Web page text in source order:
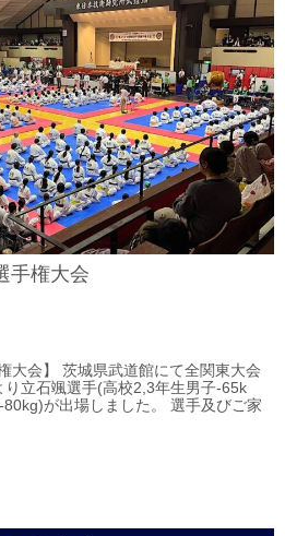
t
o
n
手権大会
大会】 茨城県武道館にて全関東大会
立石颯選手(高校2,3年生男子-65k
が出場しました。 選手及びご家